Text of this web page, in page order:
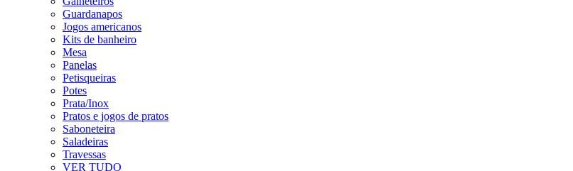
Guardanapos
Jogos americanos
Kits de banheiro
Mesa
Panelas
Petisqueiras
Potes
Prata/Inox
Pratos e jogos de pratos
Saboneteira
Saladeiras
Travessas
VER TUDO